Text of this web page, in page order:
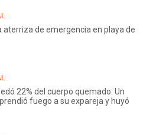
aterriza de emergencia en playa de
22% del cuerpo quemado: Un
fuego a su expareja y huyó